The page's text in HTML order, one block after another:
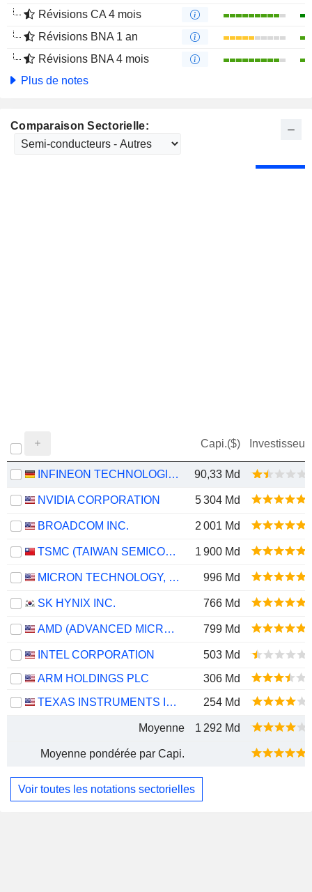
Révisions CA 4 mois
Révisions BNA 1 an
Révisions BNA 4 mois
Plus de notes
Comparaison Sectorielle:
Capi.($) Investisseur
INFINEON TECHNOLOGIES AG 90,33 Md
NVIDIA CORPORATION 5 304 Md
BROADCOM INC. 2 001 Md
TSMC (TAIWAN SEMICONDUCTOR MANUFACTURING COMPANY) 1 900 Md
MICRON TECHNOLOGY, INC. 996 Md
SK HYNIX INC. 766 Md
AMD (ADVANCED MICRO DEVICES) 799 Md
INTEL CORPORATION
503 Md
ARM HOLDINGS PLC
306 Md
TEXAS INSTRUMENTS INCORPORATED
254 Md
Moyenne 1 292 Md
Moyenne pondérée par Capi.
Voir toutes les notations sectorielles